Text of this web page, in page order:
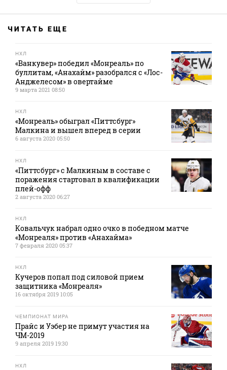
ЧИТАТЬ ЕЩЕ
НХЛ
«Ванкувер» победил «Монреаль» по
буллитам, «Анахайм» разобрался с «Лос-
Анджелесом» в овертайме
9 марта 2021 08:50
НХЛ
«Монреаль» обыграл «Питтсбург»
Малкина и вышел вперед в серии
6 августа 2020 05:50
НХЛ
«Питтсбург» с Малкиным в составе с
поражения стартовал в квалификации
плей-офф
2 августа 2020 06:27
НХЛ
Ковальчук набрал одно очко в победном матче
«Монреаля» против «Анахайма»
7 февраля 2020 05:37
НХЛ
Кучеров попал под силовой прием
защитника «Монреаля»
16 октября 2019 10:05
ЧЕМПИОНАТ МИРА
Прайс и Уэбер не примут участия на
ЧМ-2019
9 апреля 2019 19:30
НХЛ